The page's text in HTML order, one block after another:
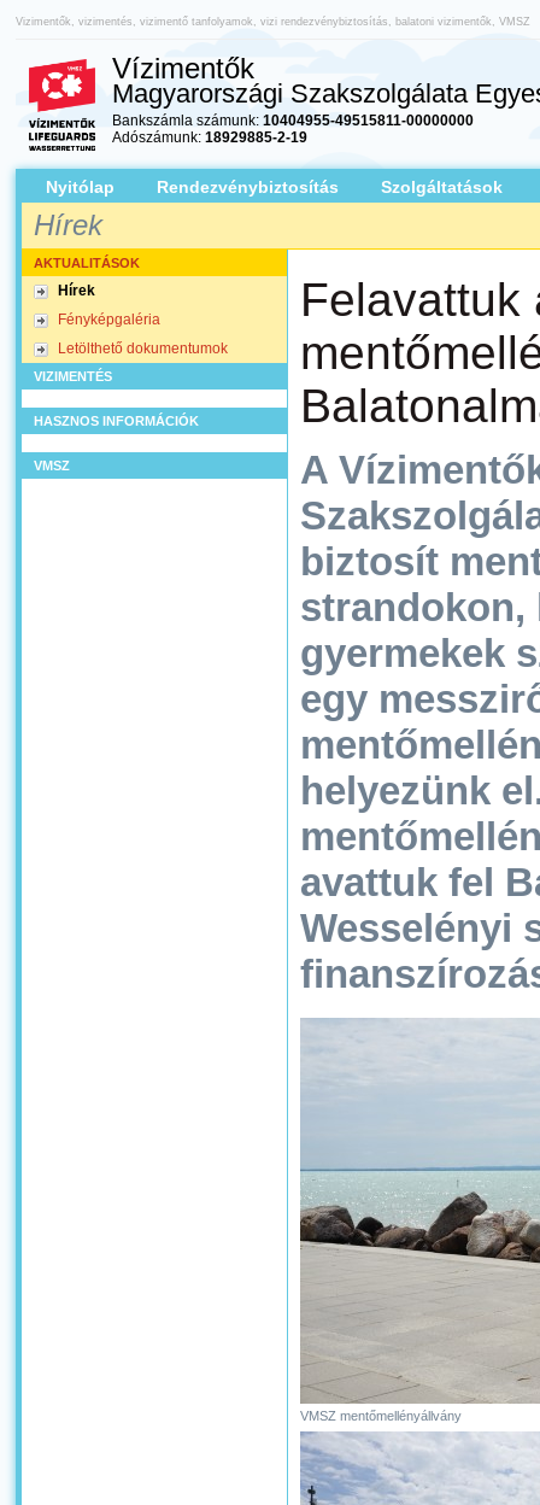
Vizimentők, vizimentés, vizimentő tanfolyamok, vizi rendezvénybiztosítás, balatoni vizimentők, VMSZ
Vízimentők
Magyarországi Szakszolgálata
Bankszámla számunk: 10404955-49515811-00000000
Adószámunk: 18929885-2-19
Nyitólap Rendezvénybiztosítás Szolgáltatások
Hírek
AKTUALITÁSOK
Hírek
Fényképgaléria
Letölthető dokumentumok
VIZIMENTÉS
HASZNOS INFORMÁCIÓK
VMSZ
Felavattuk
A
biztosít
strandokon,
gyermekek
egy
helyezünk
avattuk fel
Wesselényi
VMSZ mentőmellényállvány